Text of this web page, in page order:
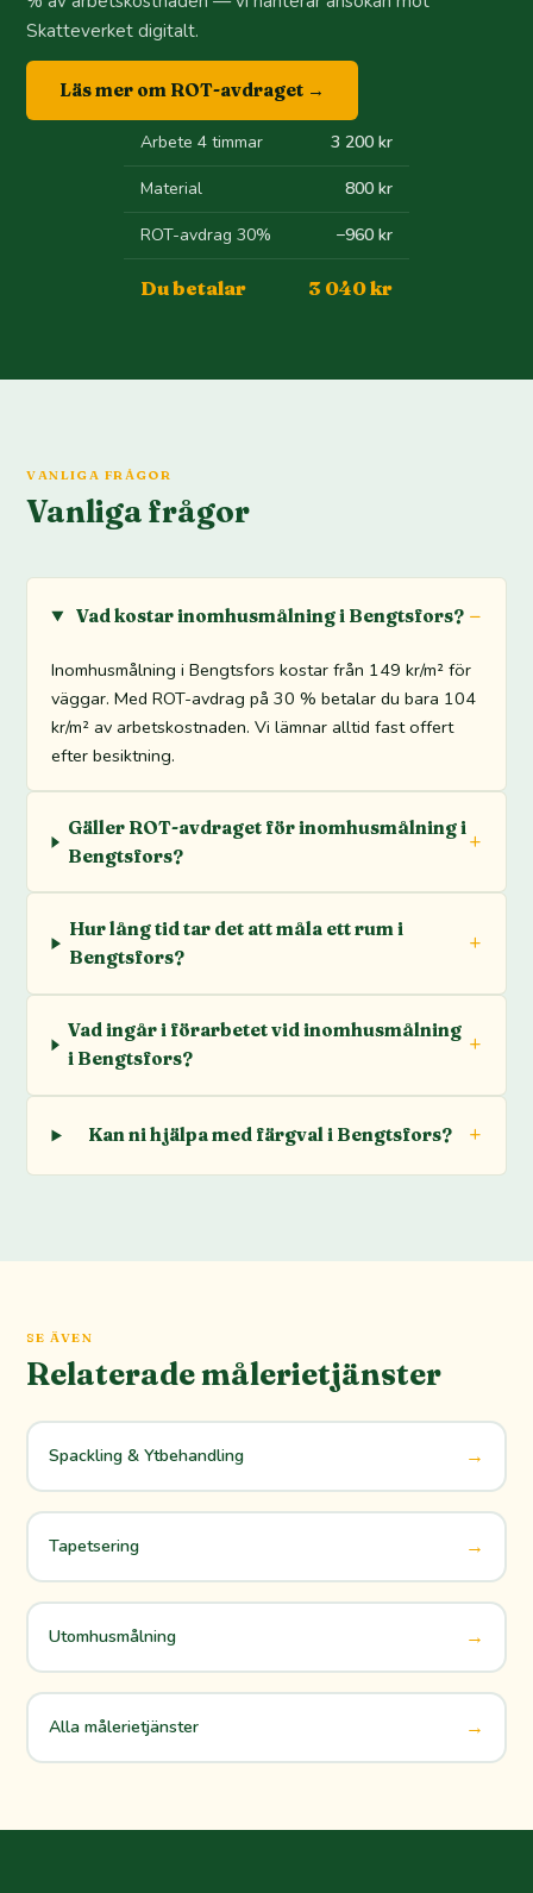
Skatteverket digitalt.
Läs mer om ROT-avdraget →
Arbete 4 timmar 3 200 kr
Material 800 kr
ROT-avdrag 30% −960 kr
Du betalar 3 040 kr
VANLIGA FRÅGOR
Vanliga frågor
Vad kostar inomhusmålning i Bengtsfors?
Inomhusmålning i Bengtsfors kostar från 149 kr/m² för
väggar. Med ROT-avdrag på 30 % betalar du bara 104
kr/m² av arbetskostnaden. Vi lämnar alltid fast offert
efter besiktning.
Gäller ROT-avdraget för inomhusmålning i
Bengtsfors?
Hur lång tid tar det att måla ett rum i
Bengtsfors?
Vad ingår i förarbetet vid inomhusmålning
i Bengtsfors?
Kan ni hjälpa med färgval i Bengtsfors?
SE ÄVEN
Relaterade målerietjänster
Spackling & Ytbehandling →
Tapetsering →
Utomhusmålning →
Alla målerietjänster →